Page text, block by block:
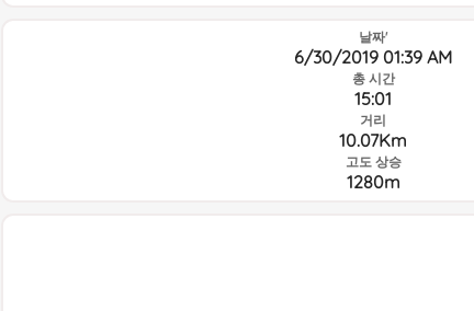
날짜'
6/30/2019 01:39 AM
총 시간
15:01
거리
10.07Km
고도 상승
1280m